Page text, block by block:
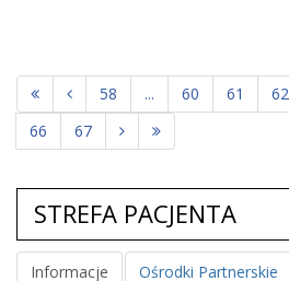
58
... 60 61 62
66
67
STREFA PACJENTA
Informacje
Ośrodki Partnerskie